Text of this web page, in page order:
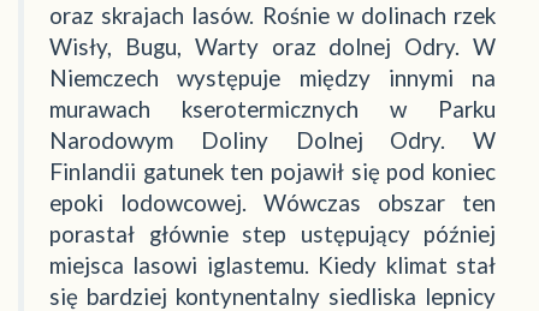
oraz skrajach lasów. Rośnie w dolinach rzek
Wisły, Bugu, Warty oraz dolnej Odry. W
Niemczech występuje między innymi na
murawach kserotermicznych w Parku
Narodowym Doliny Dolnej Odry. W
Finlandii gatunek ten pojawił się pod koniec
epoki lodowcowej. Wówczas obszar ten
porastał głównie step ustępujący później
miejsca lasowi iglastemu. Kiedy klimat stał
się bardziej kontynentalny siedliska lepnicy